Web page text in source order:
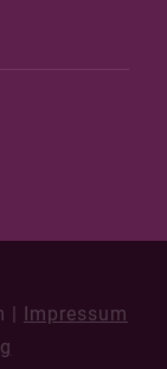
| Impressum